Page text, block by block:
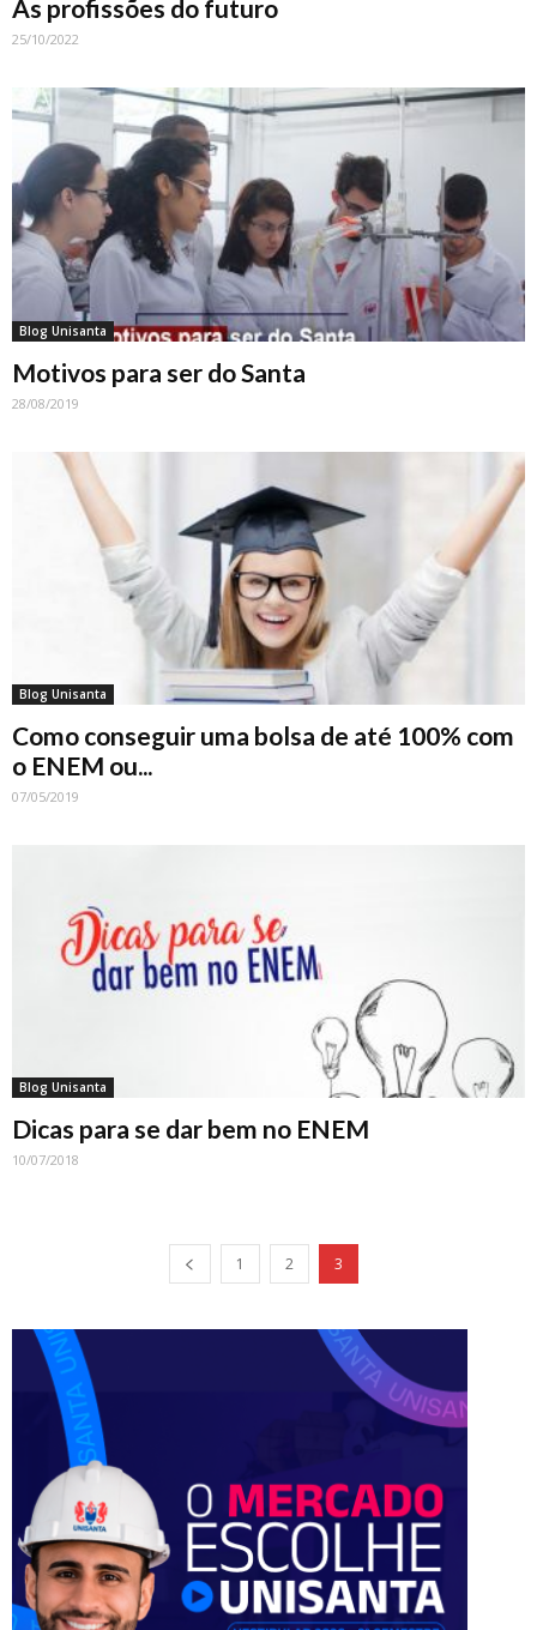
As profissões do futuro
25/10/2022
Blog Unisanta
Motivos para ser do Santa
28/08/2019
Blog Unisanta
Como conseguir uma bolsa de até 100% com
o ENEM ou...
07/05/2019
Blog Unisanta
Dicas para se dar bem no ENEM
10/07/2018
1 2 3